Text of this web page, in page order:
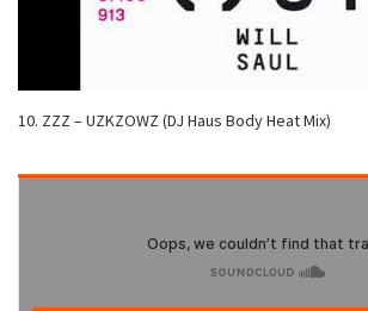
10. ZZZ – UZKZOWZ (DJ Haus Body Heat Mix)